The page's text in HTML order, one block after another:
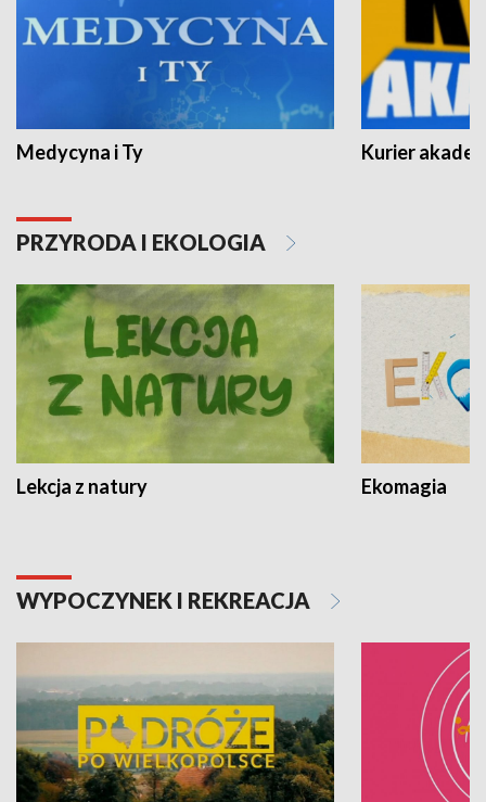
Medycyna i Ty Kurier
PRZYRODA I EKOLOGIA
Lekcja z natury Ekomagia
WYPOCZYNEK I REKREACJA